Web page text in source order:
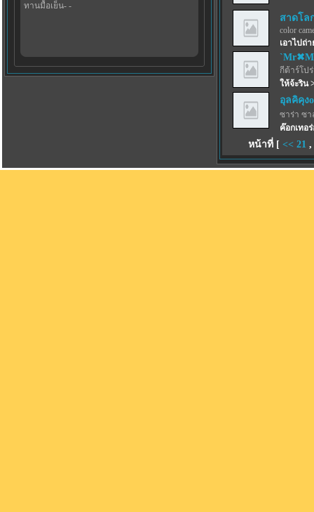
ทานมื้อเย็น- -
สาดโล
color
เอาไปถ่
กีต้าร์โป
ให้จ้ะริน
อุลคิคุง
ซาร่า ซา
ค๊อกเทอ
หน้าที่ [ << 21 ,